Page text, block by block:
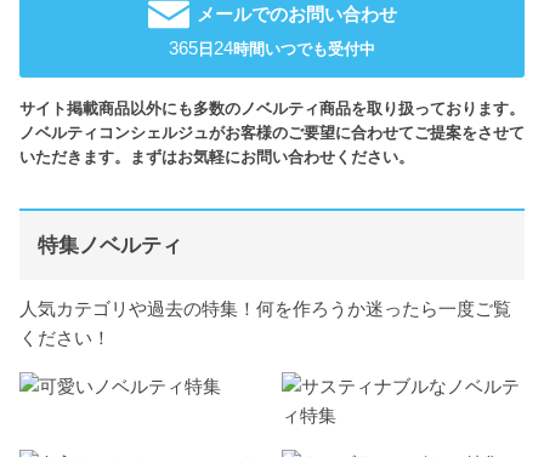
メールでのお問い合わせ
365日24時間いつでも受付中
サイト掲載商品以外にも多数のノベルティ商品を取り扱っております。
ノベルティコンシェルジュがお客様のご要望に合わせてご提案をさせて
いただきます。まずはお気軽にお問い合わせください。
特集ノベルティ
人気カテゴリや過去の特集！何を作ろうか迷ったら一度ご覧
ください！